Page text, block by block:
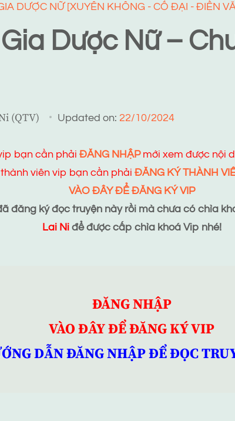
DƯỢC NỮ [XUYÊN KHÔNG - CỔ ĐẠI - ĐIỀN
Dược Nữ –
(QTV) Updated on: 22/10/2024
bạn cần phải ĐĂNG NHẬPmới xem được nội
thành viên vip bạn cần phải ĐĂNG KÝ THÀNH
VÀO ĐÂY ĐỂ ĐĂNG KÝ VIP
đăng ký đọc truyện này rồi mà chưa có chìa
Lai Ni để được cấp chìa khoá Vip nhé!
ĐĂNG NHẬP
VÀO ĐÂY ĐỂ ĐĂNG KÝ VIP
DẪN ĐĂNG NHẬP ĐỂ ĐỌC